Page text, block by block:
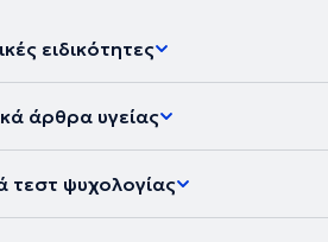
ειδικότητες
άρθρα υγείας
τεστ ψυχολογίας